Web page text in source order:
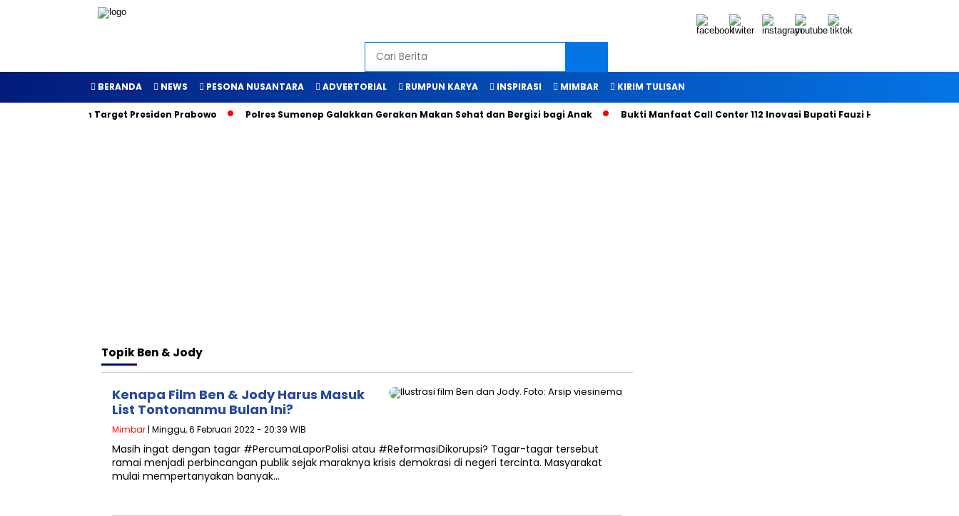
BERANDA NEWS PESONA NUSANTARA ADVERTORIAL RUMPUN KARYA INSPIRASI MIMBAR KIRIM TULISAN
Inilah Target Presiden Prabowo Polres Sumenep Galakkan Gerakan Makan Sehat dan Bergizi bagi Anak Bukti Manfaat Call Center 112 Inovasi Bupati Fauzi Hari ini
TopikBen & Jody
Kenapa Film Ben & Jody Harus Masuk
List Tontonanmu Bulan Ini?
Mimbar | Minggu, 6 Februari 2022 - 20:39 WIB
Masih ingat dengan tagar #PercumaLaporPolisi atau #ReformasiDikorupsi? Tagar-tagar tersebut
ramai menjadi perbincangan publik sejak maraknya krisis demokrasi di negeri tercinta. Masyarakat
mulai mempertanyakan banyak…